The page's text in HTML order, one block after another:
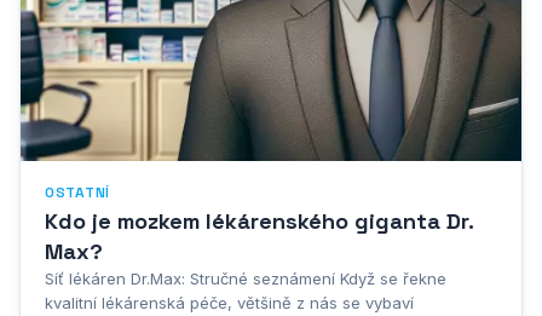
OSTATNÍ
Kdo je mozkem lékárenského giganta Dr.
Max?
Síť lékáren Dr.Max: Stručné seznámení Když se řekne
kvalitní lékárenská péče, většině z nás se vybaví